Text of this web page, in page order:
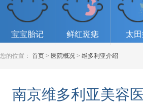
宝宝胎记 鲜红斑痣 太
您的位置： 首页 > 医院概况 > 维多利亚介绍
南京维多利亚美容